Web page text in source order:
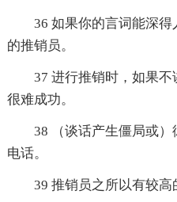
36 如果你的言词能深
的推销员。
37 进行推销时，如果
很难成功。
38 （谈话产生僵局或
电话。
39 推销员之所以有较高